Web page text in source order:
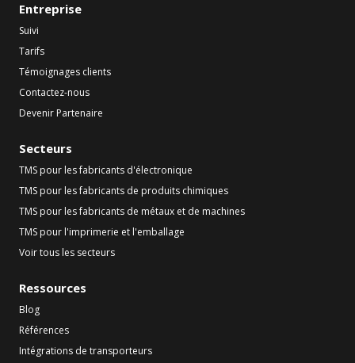
Entreprise
Suivi
Tarifs
Témoignages clients
Contactez-nous
Devenir Partenaire
Secteurs
TMS pour les fabricants d'électronique
TMS pour les fabricants de produits chimiques
TMS pour les fabricants de métaux et de machines
TMS pour l'imprimerie et l'emballage
Voir tous les secteurs
Ressources
Blog
Références
Intégrations de transporteurs